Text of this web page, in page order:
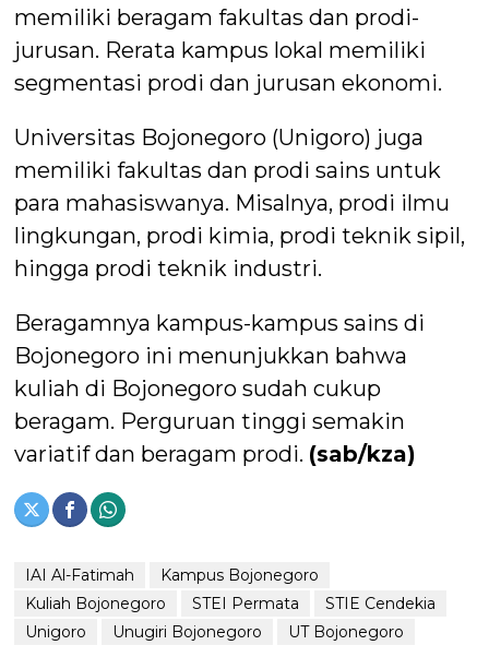
memiliki beragam fakultas dan prodi-
jurusan. Rerata kampus lokal memiliki
segmentasi prodi dan jurusan ekonomi.
Universitas Bojonegoro (Unigoro) juga
memiliki fakultas dan prodi sains untuk
para mahasiswanya. Misalnya, prodi ilmu
lingkungan, prodi kimia, prodi teknik sipil,
hingga prodi teknik industri.
Beragamnya kampus-kampus sains di
Bojonegoro ini menunjukkan bahwa
kuliah di Bojonegoro sudah cukup
beragam. Perguruan tinggi semakin
variatif dan beragam prodi. (sab/kza)
IAI Al-Fatimah
Kampus Bojonegoro
Kuliah Bojonegoro
STEI Permata
STIE Cendekia
Unigoro
Unugiri Bojonegoro UT Bojonegoro